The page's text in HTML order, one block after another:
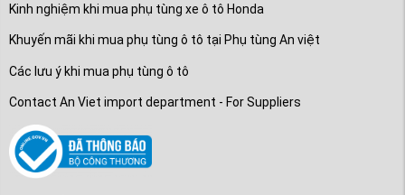
Kinh nghiệm khi mua phụ tùng xe ô tô Honda
Khuyến mãi khi mua phụ tùng ô tô tại Phụ tùng An việt
Các lưu ý khi mua phụ tùng ô tô
Contact An Viet import department - For Suppliers